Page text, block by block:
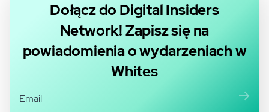
Dołącz do Digital Insiders
Network! Zapisz się na
powiadomienia o wydarzeniach w
Whites